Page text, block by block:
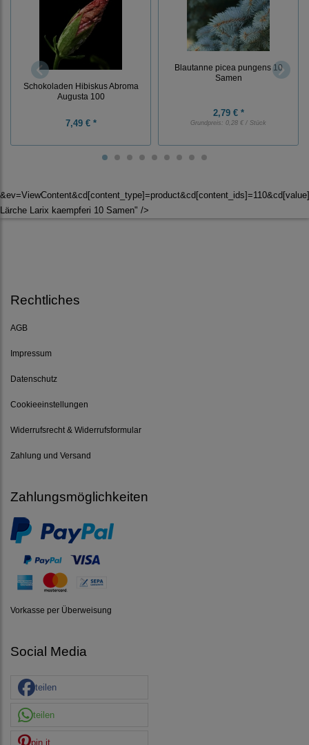
Schokoladen Hibiskus Abroma
Augusta 100
7,49 € *
Blautanne picea pungens 10
Samen
2,79 € *
Grundpreis: 0,28 € / Stück
Lärche Larix kaempferi 10 Samen" />
Rechtliches
AGB
Impressum
Datenschutz
Cookieeinstellungen
Widerrufsrecht & Widerrufsformular
Zahlung und Versand
Zahlungsmöglichkeiten
Vorkasse per Überweisung
Social Media
teilen
teilen
pin it